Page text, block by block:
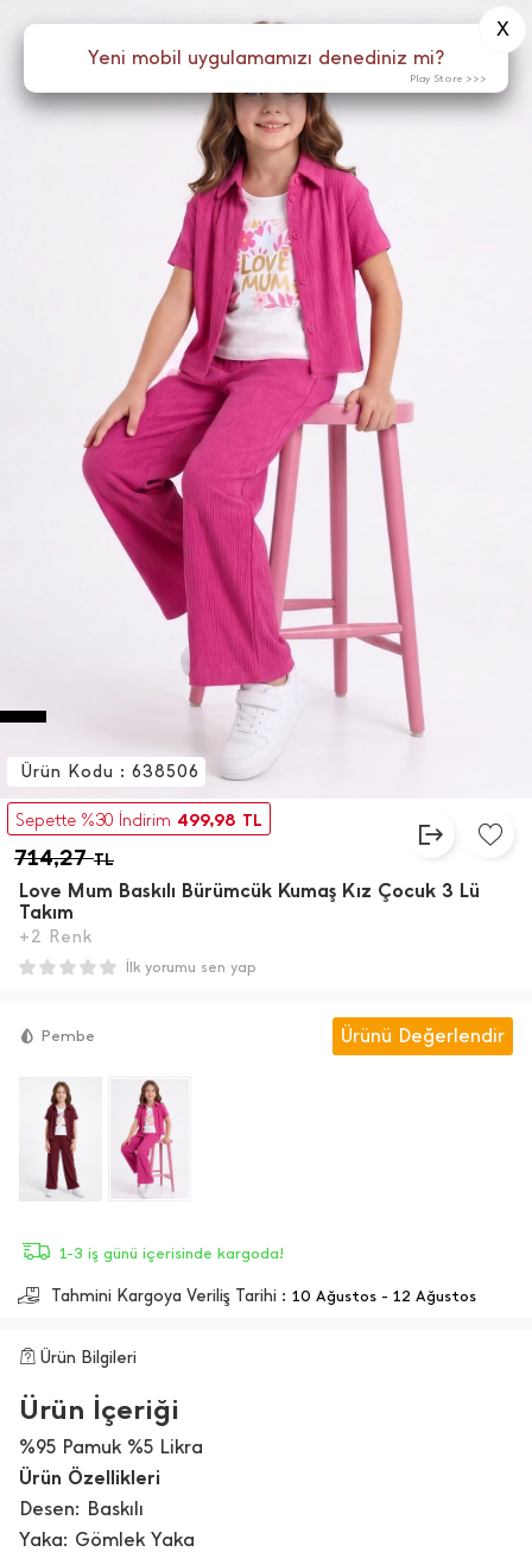
Menü
Sepette %30 İndirim 499,98 TL
714,27TL
Love Mum Baskılı Bürümcük Kumaş Kız Çocuk 3 Lü
Takım
+2 Renk
Ürün Kodu : 638506
İlk yorumu sen yap
Pembe Ürünü Değerlendir
1-3 iş günü içerisinde kargoda!
Tahmini Kargoya Veriliş Tarihi : 10 Ağustos - 12 Ağustos
Ürün Bilgileri
Ürün İçeriği
%95 Pamuk %5 Likra
Ürün Özellikleri
Desen: Baskılı
Yaka: Gömlek Yaka
Yeni mobil uygulamamızı denediniz mi?
X
Play Store >>>